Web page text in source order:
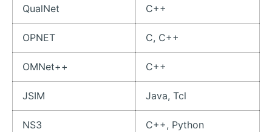
QualNet C++
OPNET C, C++
OMNet++ C++
JSIM Java, Tcl
NS3 C++, Python